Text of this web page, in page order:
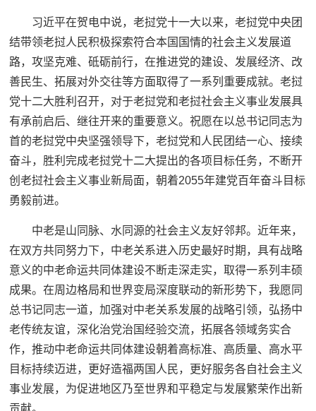
习近平在贺电中说，老挝党十一大以来，老挝党中央团
结带领老挝人民积极探索符合本国国情的社会主义发展道
路，攻坚克难、砥砺前行，在推进党的建设、发展经济、改
善民生、拓展对外交往等方面取得了一系列重要成就。老挝
党十二大胜利召开，对于老挝党和老挝社会主义事业发展具
有承前启后、继往开来的重要意义。祝愿在以总书记同志为
首的老挝党中央坚强领导下，老挝党和人民团结一心、接续
奋斗，胜利完成老挝党十二大提出的各项目标任务，不断开
创老挝社会主义事业新局面，朝着2055年建党百年奋斗目标
勇毅前进。
中老是山同脉、水同源的社会主义友好邻邦。近年来，
在双方共同努力下，中老关系进入历史最好时期，具有战略
意义的中老命运共同体建设不断走深走实，取得一系列丰硕
成果。在周边格局和世界变局深度联动的新形势下，我愿同
总书记同志一道，加强对中老关系发展的战略引领，弘扬中
老传统友谊，深化治党治国经验交流，拓展各领域务实合
作，推动中老命运共同体建设朝着高标准、高质量、高水平
目标持续迈进，更好造福两国人民，更好服务各自社会主义
事业发展，为促进地区乃至世界和平稳定与发展繁荣作出新
贡献。